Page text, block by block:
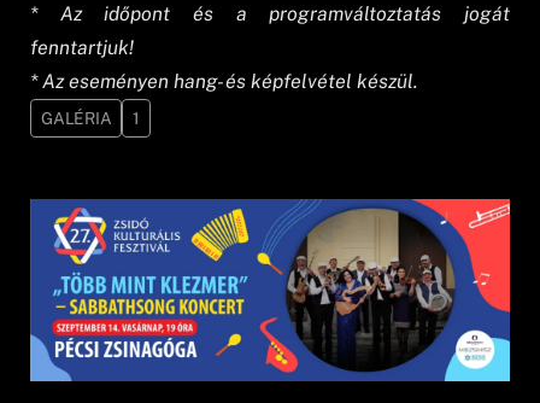
* Az időpont és a programváltoztatás jogát
fenntartjuk!
* Az eseményen hang- és képfelvétel készül.
GALÉRIA 1